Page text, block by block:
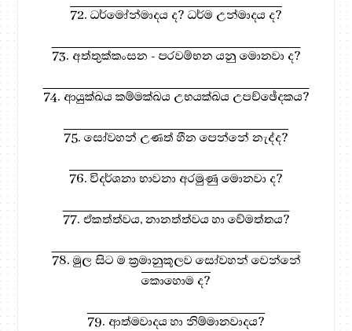
72. ධර්මෝන්මාදය ද? ධර්ම උන්මාදය ද?
73. අත්තුක්කංසන - පරවම්භන යනු මොනවා ද?
74. ආයුක්ඛය කම්මක්ඛය උභයක්ඛය උපච්ඡේදකය?
75. සෝවහන් උණත් හීන පෙන්නේ නැද්ද?
76. විදර්ශනා භාවනා අරමුණු මොනවා ද?
77. ඒකත්ත්වය, නානත්ත්වය හා වේමත්තය?
78. මුල සිට ම ක්‍රමානුකූලව සෝවහන් වෙන්නේ
කොහොම ද?
79. ආත්මවාදය හා නිම්මානවාදය?